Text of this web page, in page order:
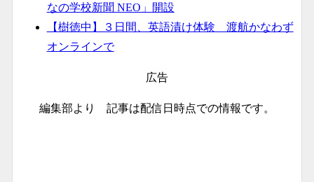
なの学校新聞 NEO」開設
【樹徳中】３日間、英語漬け体験 渡航かなわず
オンラインで
広告
編集部より 記事は配信日時点での情報です。